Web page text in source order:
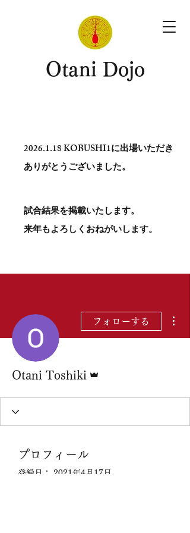
​Otani Dojo
2026.1.18KOBUSHI1に出場いただき
ありがとう​ございました。
試合結果を掲載いたします。
​来年もよろしくおねがいします。
フォローする
Otani Toshiki
プロフィール
登録日： 2021年4月17日